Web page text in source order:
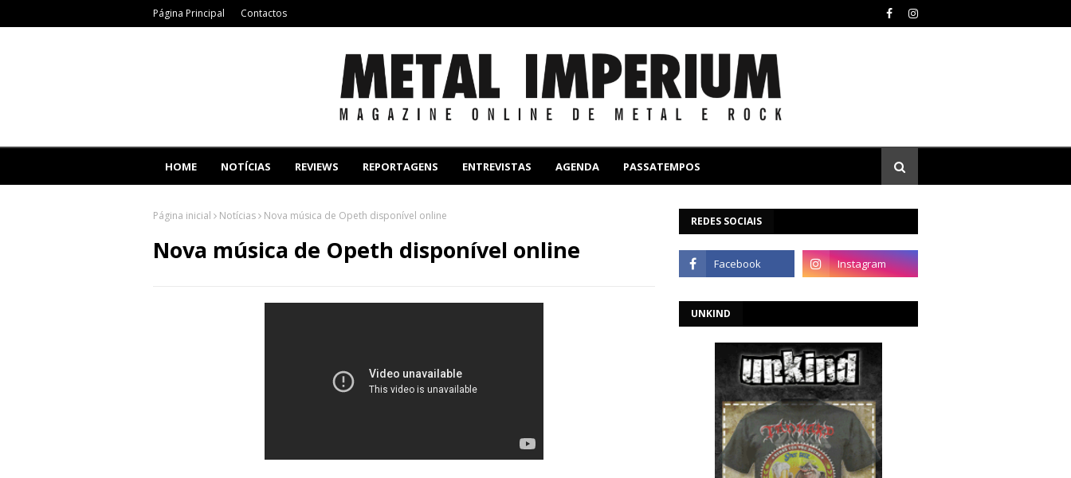
Página Principal Contactos
HOME NOTÍCIAS REVIEWS REPORTAGENS ENTREVISTAS AGENDA PASSATEMPOS
Página inicial Notícias Nova música de Opeth disponível online
Nova música de Opeth disponível online
REDES SOCIAIS
UNKIND